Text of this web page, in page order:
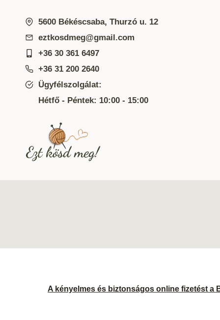
5600 Békéscsaba, Thurzó u. 12
eztkosdmeg@gmail.com
+36 30 361 6497
+36 31 200 2640
Ügyfélszolgálat:
Hétfő - Péntek: 10:00 - 15:00
A kényelmes és biztonságos online fizetést a